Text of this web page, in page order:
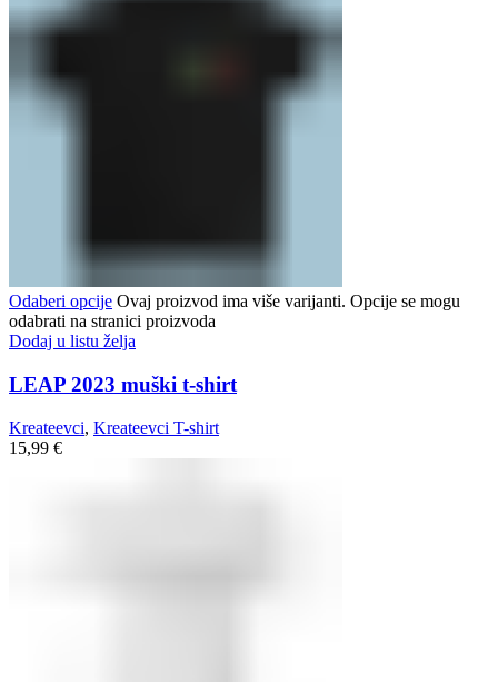
Odaberi opcije Ovaj proizvod ima više varijanti. Opcije se mogu
odabrati na stranici proizvoda
Dodaj u listu želja
LEAP 2023 muški t-shirt
Kreateevci, Kreateevci T-shirt
15,99 €